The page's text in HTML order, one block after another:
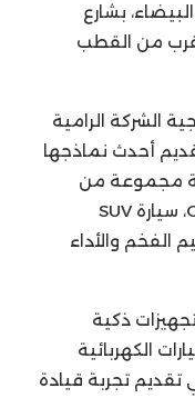
البيضاء، بشارع
من القطب
الشركة الرامية
أحدث نماذجها
مجموعة من
سيارات XPENG الرائدة، أبرزها طراز G9، سيارة SUV
الفخم والأداء
ذكية
الكهربائية
تجربة قيادة